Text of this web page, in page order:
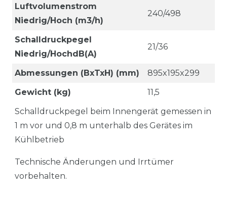
Luftvolumenstrom
Niedrig/Hoch (m3/h)
240/498
Schalldruckpegel
Niedrig/HochdB(A)
21/36
Abmessungen (BxTxH) (mm)
895x195x299
Gewicht (kg)
11,5
Schalldruckpegel beim Innengerät gemessen in
1 m vor und 0,8 m unterhalb des Gerätes im
Kühlbetrieb
Technische Änderungen und Irrtümer
vorbehalten.